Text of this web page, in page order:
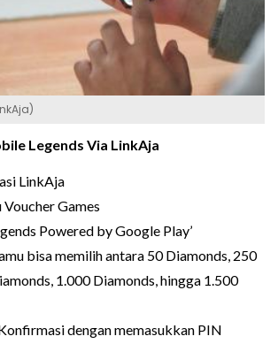
Legends Via LinkAja
LinkAja
Games
Powered by Google Play’
bisa memilih antara 50 Diamonds, 250
1.000 Diamonds, hingga 1.500
dengan memasukkan PIN